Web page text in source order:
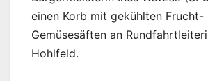
einen Korb mit gekühlten Frucht-
Gemüsesäften an
Hohlfeld.